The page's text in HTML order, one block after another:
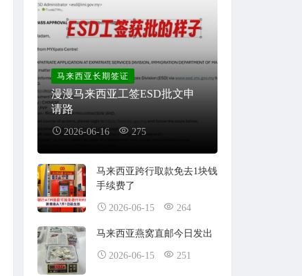
马来西亚长期签证
漫漫马来西亚工签ESD批文申
请路
2026-06-16 275
马来西亚跨行取款免去1块钱
手续费了
2026-06-15 264
马来西亚燕窝直邮今日发出
2026-06-15 251